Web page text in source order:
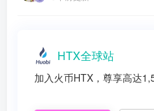
HTX全球站
加入火币HTX，尊享高达